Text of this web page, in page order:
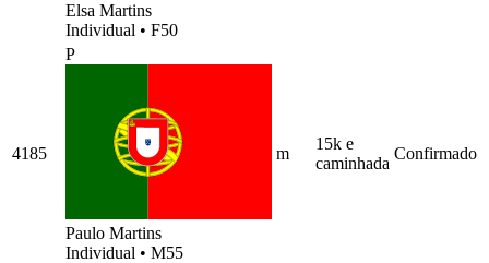
Elsa Martins
Individual • F50
4185
P
Paulo Martins
Individual • M55
m
15k e
caminhada
Confirmado